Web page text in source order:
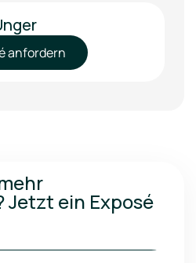
anfordern
Jetzt ein Exposé